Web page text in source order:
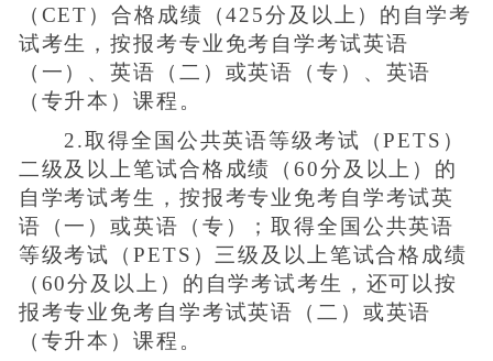
（CET）合格成绩（425分及以上）的自学考
试考生，按报考专业免考自学考试英语
（一）、英语（二）或英语（专）、英语
（专升本）课程。
2.取得全国公共英语等级考试（PETS）
二级及以上笔试合格成绩（60分及以上）的
自学考试考生，按报考专业免考自学考试英
语（一）或英语（专）；取得全国公共英语
等级考试（PETS）三级及以上笔试合格成绩
（60分及以上）的自学考试考生，还可以按
报考专业免考自学考试英语（二）或英语
（专升本）课程。